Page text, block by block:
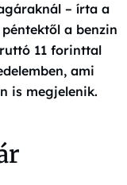
– írta a
a benzin
11 forinttal
ami
is megjelenik.